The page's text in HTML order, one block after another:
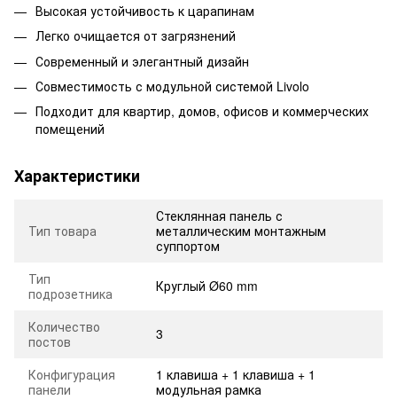
Высокая устойчивость к царапинам
Легко очищается от загрязнений
Современный и элегантный дизайн
Совместимость с модульной системой Livolo
Подходит для квартир, домов, офисов и коммерческих
помещений
Характеристики
Тип товара
Стеклянная панель с
металлическим монтажным
суппортом
Тип
подрозетника
Круглый Ø60 mm
Количество
постов
3
Конфигурация
панели
1 клавиша + 1 клавиша + 1
модульная рамка